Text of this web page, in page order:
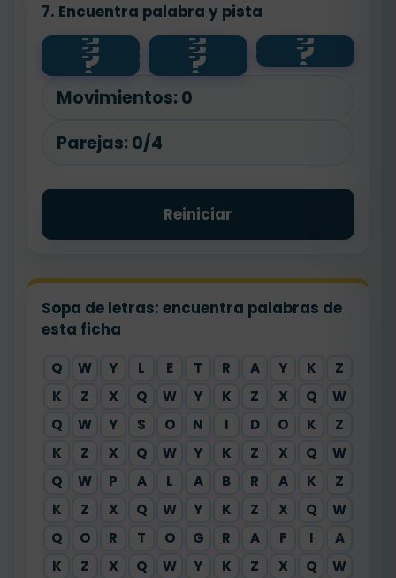
7. Encuentra palabra y pista
?
bajo ?
feliz ?
contento
?
panadero ?
alto ?
pan
?
floristería ?
flor
Movimientos: 0
Parejas: 0/4
Reiniciar
Sopa de letras: encuentra palabras de
esta ficha
Q W Y L E T R A Y K Z
K
Z X Q W Y K Z X Q W
Q
W Y S O N I D O K Z
K
Z X Q W Y K Z X Q W
Q
W P A L A B R A K Z
K
Z X Q W Y K Z X Q W
Q
O R T O G R A F I A
K
Z X Q W Y K Z X Q W